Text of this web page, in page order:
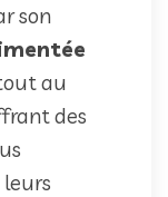
son
au
des